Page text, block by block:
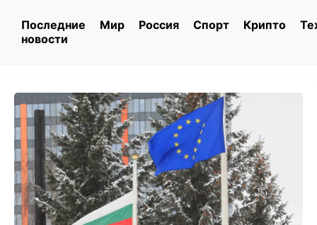
Последние
новости
Мир Россия Спорт Крипто